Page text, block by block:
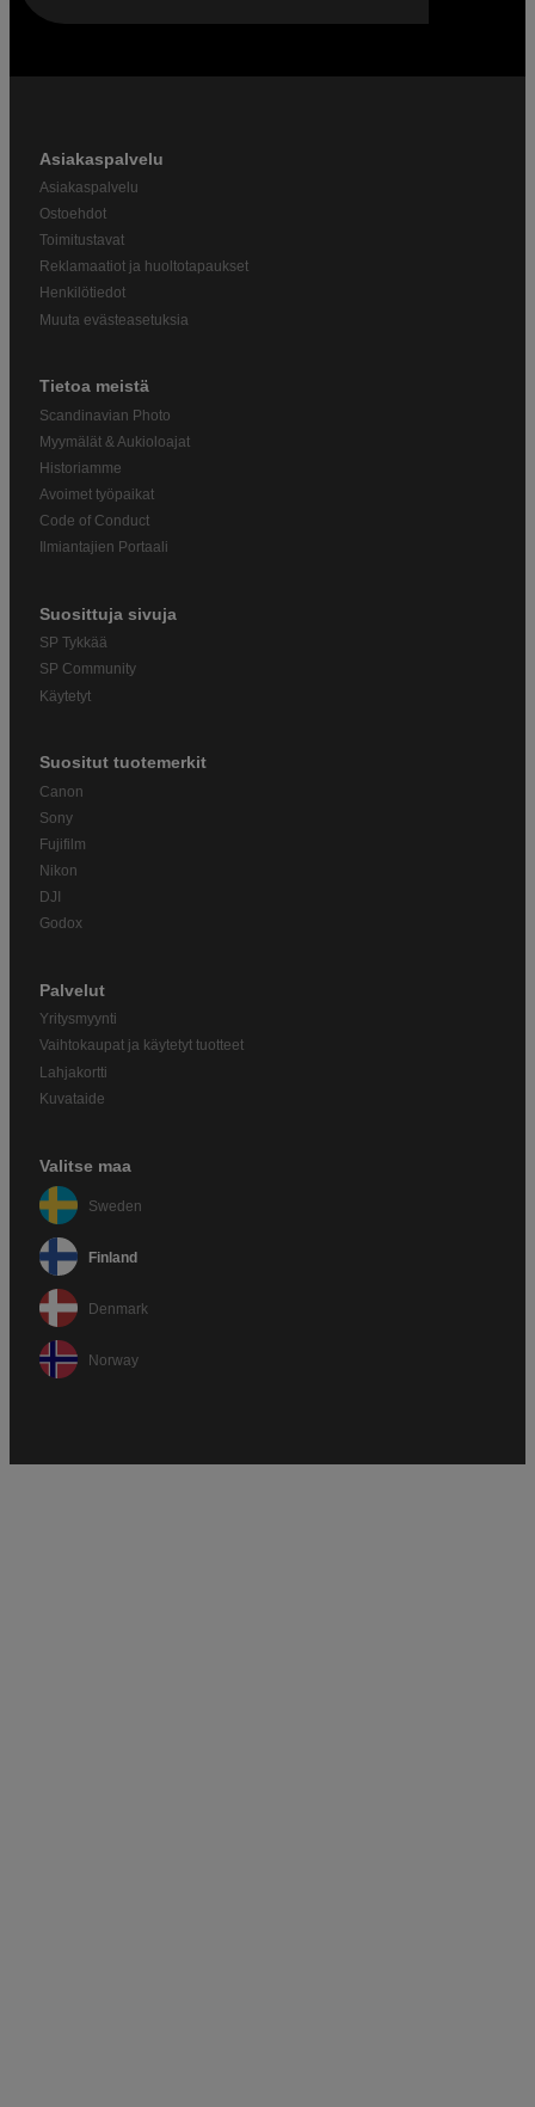
Asiakaspalvelu
Asiakaspalvelu
Ostoehdot
Toimitustavat
Reklamaatiot ja huoltotapaukset
Henkilötiedot
Muuta evästeasetuksia
Tietoa meistä
Scandinavian Photo
Myymälät & Aukioloajat
Historiamme
Avoimet työpaikat
Code of Conduct
Ilmiantajien Portaali
Suosittuja sivuja
SP Tykkää
SP Community
Käytetyt
Suositut tuotemerkit
Canon
Sony
Fujifilm
Nikon
DJI
Godox
Palvelut
Yritysmyynti
Vaihtokaupat ja käytetyt tuotteet
Lahjakortti
Kuvataide
Valitse maa
Sweden
Finland
Denmark
Norway